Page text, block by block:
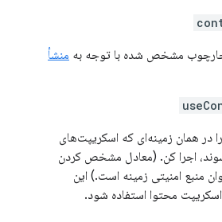
چارچوب مشخص شده با توجه به منشأ
در همان زمینه‌ای که اسکریپت‌های
اجرا کن. (معادل مشخص کردن
منبع امنیتی زمینه است.) این
اسکریپت محتوا استفاده شود.